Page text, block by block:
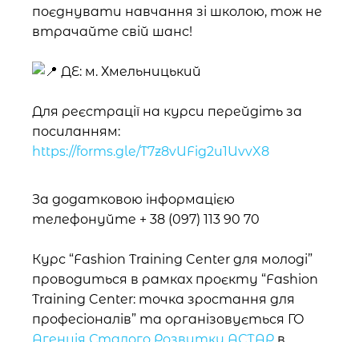
поєднувати навчання зі школою, тож не
втрачайте свій шанс!
ДЕ: м. Хмельницький
Для реєстрації на курси перейдіть за
посиланням:
https://forms.gle/T7z8vUFig2u1UvvX8
За додатковою інформацією
телефонуйте + 38 (097) 113 90 70
Курс “Fashion Training Center для молоді”
проводиться в рамках проєкту “Fashion
Training Center: точка зростання для
професіоналів” та організовується ГО